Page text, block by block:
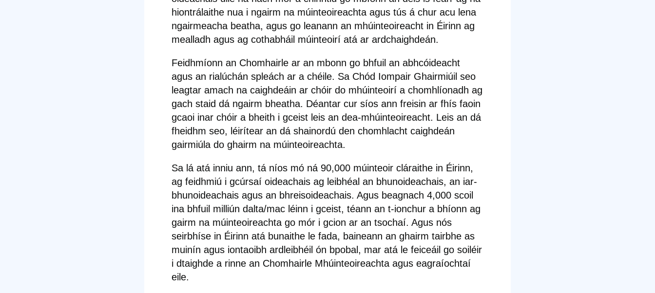
hiontrálaithe nua i ngairm na múinteoireachta agus tús á chur acu lena
ngairmeacha beatha, agus go leanann an mhúinteoireacht in Éirinn ag
mealladh agus ag cothabháil múinteoirí atá ar ardchaighdeán.
Feidhmíonn an Chomhairle ar an mbonn go bhfuil an abhcóideacht
agus an rialúchán spleách ar a chéile. Sa Chód Iompair Ghairmiúil seo
leagtar amach na caighdeáin ar chóir do mhúinteoirí a chomhlíonadh ag
gach staid dá ngairm bheatha. Déantar cur síos ann freisin ar fhís faoin
gcaoi inar chóir a bheith i gceist leis an dea-mhúinteoireacht. Leis an dá
fheidhm seo, léirítear an dá shainordú den chomhlacht caighdeán
gairmiúla do ghairm na múinteoireachta.
Sa lá atá inniu ann, tá níos mó ná 90,000 múinteoir cláraithe in Éirinn,
ag feidhmiú i gcúrsaí oideachais ag leibhéal an bhunoideachais, an iar-
bhunoideachais agus an bhreisoideachais. Agus beagnach 4,000 scoil
ina bhfuil milliún dalta/mac léinn i gceist, téann an t-ionchur a bhíonn ag
gairm na múinteoireachta go mór i gcion ar an tsochaí. Agus nós
seirbhíse in Éirinn atá bunaithe le fada, baineann an ghairm tairbhe as
muinín agus iontaoibh ardleibhéil ón bpobal, mar atá le feiceáil go soiléir
i dtaighde a rinne an Chomhairle Mhúinteoireachta agus eagraíochtaí
eile.